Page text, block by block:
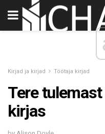
Kirjad ja kirjad Töötaja kirjad
Tere
kirjas